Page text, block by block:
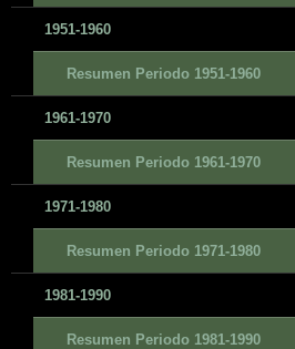
1951-1960
Resumen Periodo 1951-1960
1961-1970
Resumen Periodo 1961-1970
1971-1980
Resumen Periodo 1971-1980
1981-1990
Resumen Periodo 1981-1990